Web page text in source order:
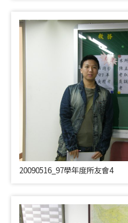
20090516_97學年度所友會4